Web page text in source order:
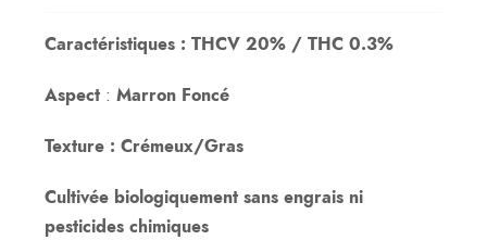
Caractéristiques : THCV 20% / THC 0.3%
Aspect : Marron Foncé
Texture : Crémeux/Gras
Cultivée biologiquement sans engrais ni
pesticides chimiques